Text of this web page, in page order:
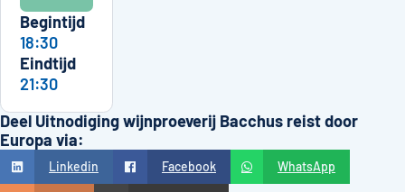
Begintijd
18:30
Eindtijd
21:30
Deel Uitnodiging wijnproeverij Bacchus reist door
Europa via:
Linkedin Facebook WhatsApp